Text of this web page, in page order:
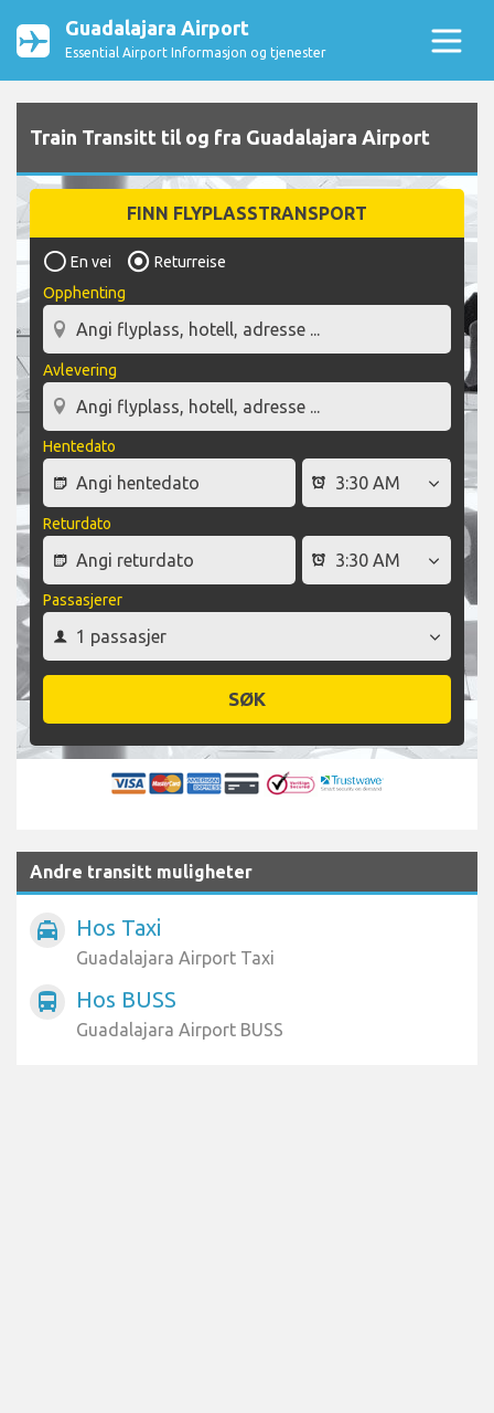
Guadalajara Airport
Essential Airport Informasjon og tjenester
Train Transitt til og fra Guadalajara Airport
FINN FLYPLASSTRANSPORT
En vei
Returreise
Opphenting
Avlevering
Hentedato
Returdato
Passasjerer
SØK
Andre transitt muligheter
local_taxi Hos Taxi
Guadalajara Airport Taxi
directions_bus Hos BUSS
Guadalajara Airport BUSS